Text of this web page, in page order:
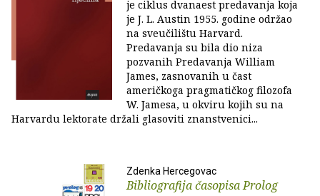
je ciklus dvanaest predavanja koja
je J. L. Austin 1955. godine održao
na sveučilištu Harvard.
Predavanja su bila dio niza
pozvanih Predavanja William
James, zasnovanih u čast
američkoga pragmatičkog filozofa
W. Jamesa, u okviru kojih su na
Harvardu lektorate držali glasoviti znanstvenici...
Zdenka Hercegovac
Bibliografija časopisa Prolog